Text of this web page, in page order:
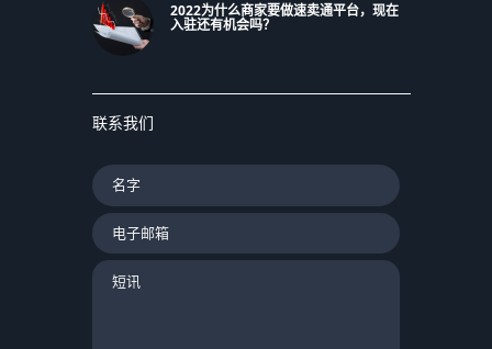
2022为什么商家要做速卖通平台，现在
入驻还有机会吗？
联系我们